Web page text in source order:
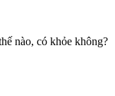
nào, có khỏe không?